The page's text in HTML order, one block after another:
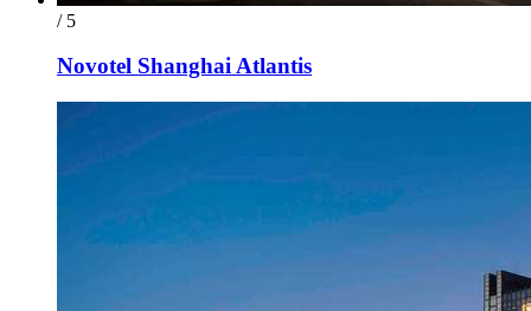
/ 5
Novotel Shanghai Atlantis